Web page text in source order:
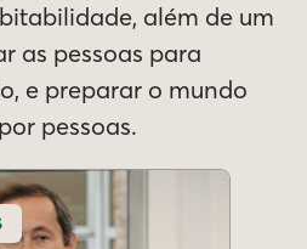
além de um
as pessoas para
e preparar o mundo
pessoas.